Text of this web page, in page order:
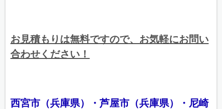
お見積もりは無料ですので、お気軽にお問い
合わせください！
西宮市（兵庫県）・芦屋市（兵庫県）・尼崎